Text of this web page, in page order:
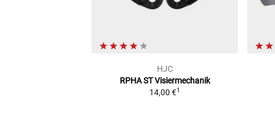
HJC
RPHA ST Visiermechanik
14,00 €1